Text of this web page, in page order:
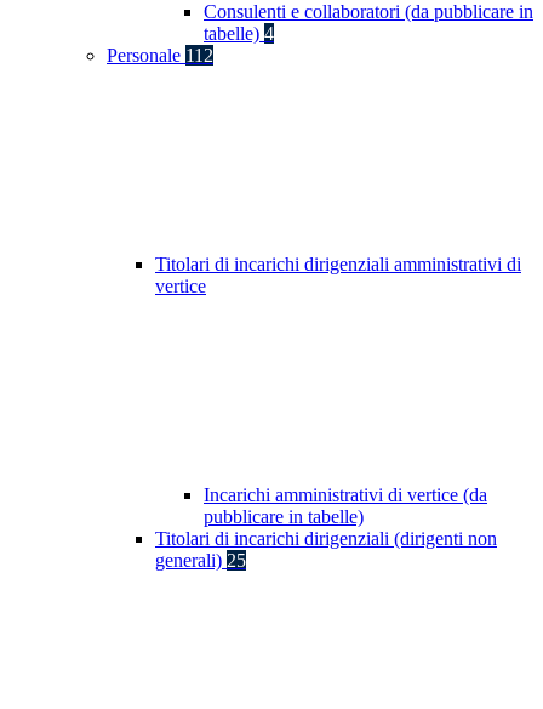
Consulenti e collaboratori (da pubblicare in
tabelle) 4
Personale 112
Titolari di incarichi dirigenziali amministrativi di
vertice
Incarichi amministrativi di vertice (da
pubblicare in tabelle)
Titolari di incarichi dirigenziali (dirigenti non
generali) 25